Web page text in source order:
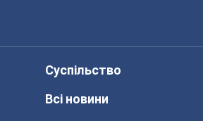
Суспільство
Всі новини